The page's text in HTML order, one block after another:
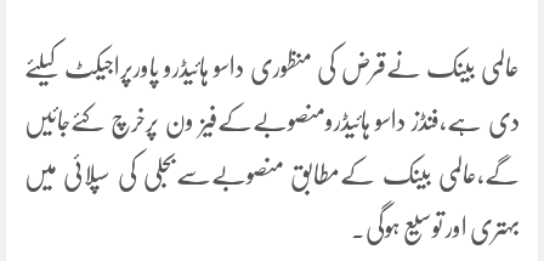
عالمی بینک نےقرض کی منظوری داسو ہائیڈرو پاورپراجیکٹ کیلئے
دی ہے،فنڈز داسو ہائیڈرومنصوبےکےفیز ون پرخرچ کئےجائیں
گے،عالمی بینک کےمطابق منصوبےسےبجلی کی سپلائی میں
بہتری اور توسیع ہوگی۔